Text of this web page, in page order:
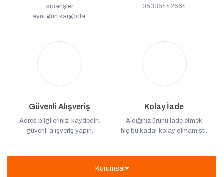
siparişler
aynı gün kargoda.
05335442564
Güvenli Alışveriş
Adres bilgilerinizi kaydedin.
güvenli alışveriş yapın.
Kolay İade
Aldığınız ürünü iade etmek
hiç bu kadar kolay olmamıştı.
Kurumsal